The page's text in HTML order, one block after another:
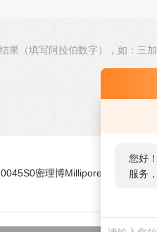
您好
服务
果（填写阿拉伯数字），如：三
密理博Millipore膜过滤吸附